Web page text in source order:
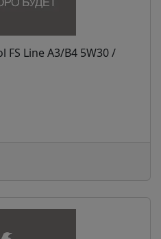
Line A3/B4 5W30 /